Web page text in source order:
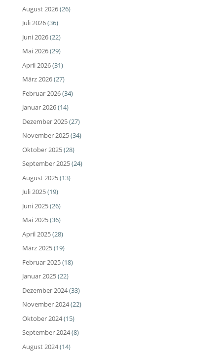
August 2026(26)
Juli 2026(36)
Juni 2026(22)
Mai 2026(29)
April 2026(31)
März 2026(27)
Februar 2026(34)
Januar 2026(14)
Dezember 2025(27)
November 2025(34)
Oktober 2025(28)
September 2025(24)
August 2025(13)
Juli 2025(19)
Juni 2025(26)
Mai 2025(36)
April 2025(28)
März 2025(19)
Februar 2025(18)
Januar 2025(22)
Dezember 2024(33)
November 2024(22)
Oktober 2024(15)
September 2024(8)
August 2024(14)